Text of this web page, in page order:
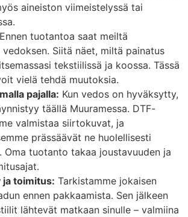
aineiston viimeistelyssä tai
Ennen tuotantoa saat meiltä
Siitä näet, miltä painatus
tekstiilissä ja koossa. Tässä
vielä tehdä muutoksia.
pajalla: Kun vedos on hyväksytty,
täällä Muuramessa. DTF-
valmistaa siirtokuvat, ja
prässäävät ne huolellisesti
Oma tuotanto takaa joustavuuden ja
toimitus: Tarkistamme jokaisen
ennen pakkaamista. Sen jälkeen
lähtevät matkaan sinulle – valmiina